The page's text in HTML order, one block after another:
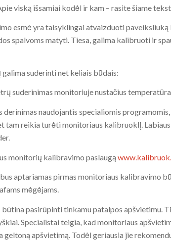
viską išsamiai kodėl ir kam – rasite šiame
esmė yra taisyklingai atvaizduoti
spalvoms matyti. Tiesa, galima kalibruoti ir
suderinti net keliais būdais:
suderinimas monitoriuje nustačius
derinimas naudojantis specialiomis
tam reikia turėti monitoriaus kalibruoklį.
monitorių kalibravimo paslaugą
aptariamas pirmas monitoriaus kalibravimo
mėgėjams.
būtina pasirūpinti tinkamu patalpos apšvietimu.
Specialistai teigia, kad monitoriaus
geltoną apšvietimą. Todėl geriausia jie